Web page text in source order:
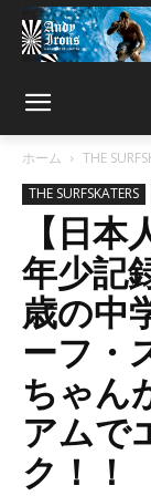
ホーム THE
THE SURFSKATERS
【日
年少記
歳の中
ーフ・
ちゃん
アムで
ク！！